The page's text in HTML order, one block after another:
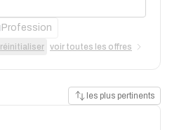
Profession
réinitialiser voir toutes les offres
les plus pertinents